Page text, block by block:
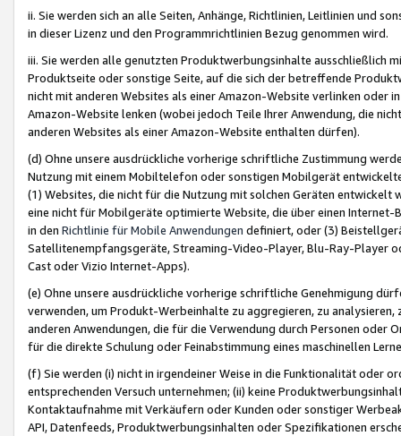
ii. Sie werden sich an alle Seiten, Anhänge, Richtlinien, Leitlinien und
in dieser Lizenz und den Programmrichtlinien Bezug genommen wird.
iii. Sie werden alle genutzten Produktwerbungsinhalte ausschließlich
Produktseite oder sonstige Seite, auf die sich der betreffende
nicht mit anderen Websites als einer Amazon-Website verlinken oder
Amazon-Website lenken (wobei jedoch Teile Ihrer Anwendung, die
anderen Websites als einer Amazon-Website enthalten dürfen).
(d) Ohne unsere ausdrückliche vorherige schriftliche Zustimmung
Nutzung mit einem Mobiltelefon oder sonstigen Mobilgerät
(1) Websites, die nicht für die Nutzung mit solchen Geräten
eine nicht für Mobilgeräte optimierte Website, die über einen
in den Richtlinie für Mobile Anwendungen definiert, oder (3)
Satellitenempfangsgeräte, Streaming-Video-Player, Blu-Ray-Player
Cast oder Vizio Internet-Apps).
(e) Ohne unsere ausdrückliche vorherige schriftliche Genehmigung
verwenden, um Produkt-Werbeinhalte zu aggregieren, zu
anderen Anwendungen, die für die Verwendung durch Personen
für die direkte Schulung oder Feinabstimmung eines maschinellen
(f) Sie werden (i) nicht in irgendeiner Weise in die Funktionalität oder
entsprechenden Versuch unternehmen; (ii) keine
Kontaktaufnahme mit Verkäufern oder Kunden oder sonstiger
API, Datenfeeds, Produktwerbungsinhalten oder Spezifikationen